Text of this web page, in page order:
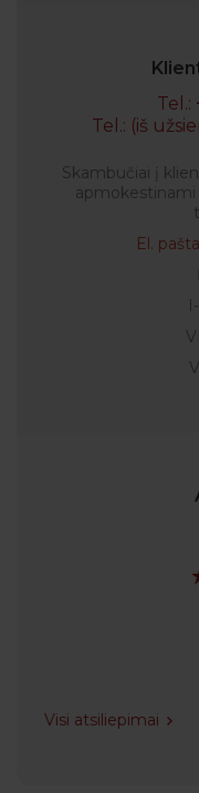
Tel.:
Tel.: (iš
Skambučiai į
apmokestinami
El.
Visi atsiliepimai